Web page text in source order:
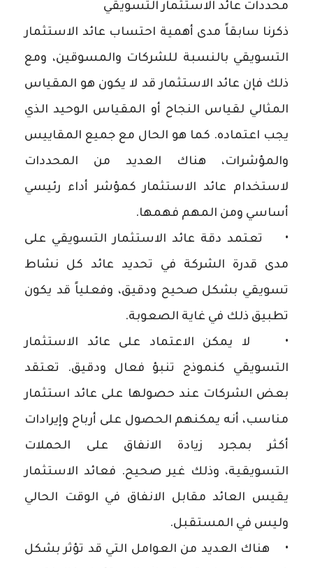
محددات عائد الاستثمار التسويقي
ذكرنا سابقاً مدى أهمية احتساب عائد الاستثمار
التسويقي بالنسبة للشركات والمسوقين، ومع
ذلك فإن عائد الاستثمار قد لا يكون هو المقياس
المثالي لقياس النجاح أو المقياس الوحيد الذي
يجب اعتماده. كما هو الحال مع جميع المقاييس
والمؤشرات، هناك العديد من المحددات
لاستخدام عائد الاستثمار كمؤشر أداء رئيسي
أساسي ومن المهم فهمها.
• تعتمد دقة عائد الاستثمار التسويقي على
مدى قدرة الشركة في تحديد عائد كل نشاط
تسويقي بشكل صحيح ودقيق، وفعلياً قد يكون
تطبيق ذلك في غاية الصعوبة.
• لا يمكن الاعتماد على عائد الاستثمار
التسويقي كنموذج تنبؤ فعال ودقيق. تعتقد
بعض الشركات عند حصولها على عائد استثمار
مناسب، أنه يمكنهم الحصول على أرباح وإيرادات
أكثر بمجرد زيادة الانفاق على الحملات
التسويقية، وذلك غير صحيح. فعائد الاستثمار
يقيس العائد مقابل الانفاق في الوقت الحالي
وليس في المستقبل.
• هناك العديد من العوامل التي قد تؤثر بشكل